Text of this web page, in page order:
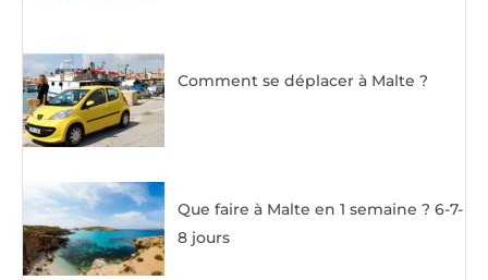
Comment se déplacer à Malte ?
Que faire à Malte en 1 semaine ? 6-7-
8 jours